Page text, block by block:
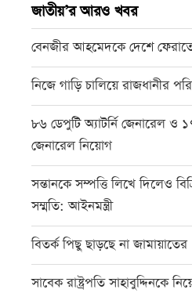
জাতীয়’র আরও খবর
বেনজীর আহমেদকে দেশে
নিজে গাড়ি চালিয়ে রাজধানীর
৮৬ ডেপুটি অ্যাটর্নি জেনারেল ও
জেনারেল নিয়োগ
সন্তানকে সম্পত্তি লিখে দিলেও
সম্মতি: আইনমন্ত্রী
বিতর্ক পিছু ছাড়ছে না জামায়াতের
সাবেক রাষ্ট্রপতি সাহাবুদ্দিনকে